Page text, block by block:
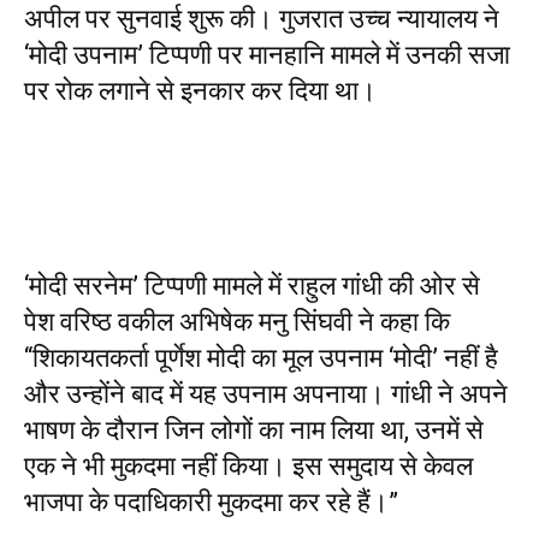
अपील पर सुनवाई शुरू की। गुजरात उच्च न्यायालय ने
‘मोदी उपनाम’ टिप्पणी पर मानहानि मामले में उनकी सजा
पर रोक लगाने से इनकार कर दिया था।
‘मोदी सरनेम’ टिप्पणी मामले में राहुल गांधी की ओर से
पेश वरिष्ठ वकील अभिषेक मनु सिंघवी ने कहा कि
“शिकायतकर्ता पूर्णेश मोदी का मूल उपनाम ‘मोदी’ नहीं है
और उन्होंने बाद में यह उपनाम अपनाया। गांधी ने अपने
भाषण के दौरान जिन लोगों का नाम लिया था, उनमें से
एक ने भी मुकदमा नहीं किया। इस समुदाय से केवल
भाजपा के पदाधिकारी मुकदमा कर रहे हैं।”